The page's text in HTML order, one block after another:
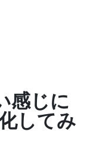
感じに
してみ